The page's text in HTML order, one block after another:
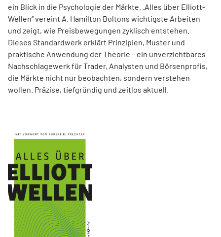
ein Blick in die Psychologie der Märkte. „Alles über Elliott-
Wellen“ vereint A. Hamilton Boltons wichtigste Arbeiten
und zeigt, wie Preisbewegungen zyklisch entstehen.
Dieses Standardwerk erklärt Prinzipien, Muster und
praktische Anwendung der Theorie – ein unverzichtbares
Nachschlagewerk für Trader, Analysten und Börsenprofis,
die Märkte nicht nur beobachten, sondern verstehen
wollen. Präzise, tiefgründig und zeitlos aktuell.